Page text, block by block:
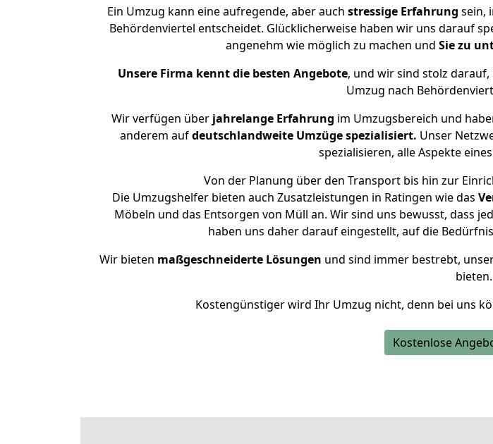
Ein Umzug kann eine aufregende, aber auch stressige Erfahrung sein,
Behördenviertel entscheidet. Glücklicherweise haben wir uns darauf
angenehm wie möglich zu machen und Sie zu
Unsere Firma kennt die besten Angebote, und wir sind stolz
Umzug nach
Wir verfügen überjahrelange Erfahrung im Umzugsbereich und
anderem aufdeutschlandweite Umzüge spezialisiert. Unser
spezialisieren, alle Aspekte
Von der Planung über den Transport bis hin zur
Die Umzugshelfer bieten auch Zusatzleistungen in Ratingen wie das
Möbeln und das Entsorgen von Müll an. Wir sind uns bewusst, dass
haben uns daher darauf eingestellt, auf die
Wir bieten maßgeschneiderte Lösungen und sind immer bestrebt,
bieten.
Kostengünstiger wird Ihr Umzug nicht, denn bei uns
Kostenlose